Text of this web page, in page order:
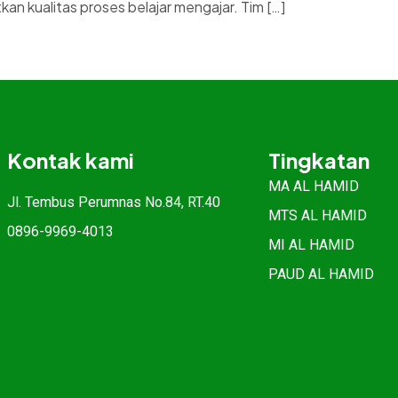
kualitas proses belajar mengajar. Tim […]
Kontak kami
Jl. Tembus Perumnas No.84, RT.40
0896-9969-4013
Tingkatan
MA AL HAMID
MTS AL HAMID
MI AL HAMID
PAUD AL HAMID